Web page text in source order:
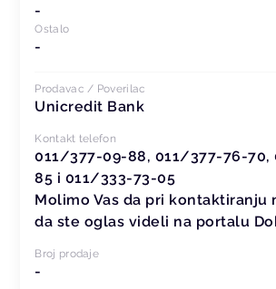
-
Ostalo
-
Prodavac / Poverilac
Unicredit Bank
Kontakt telefon
011/377-09-88, 011/377-76-70,
85 i 011/333-73-05
Molimo Vas da pri kontaktiranju
da ste oglas videli na portalu
Broj prodaje
-